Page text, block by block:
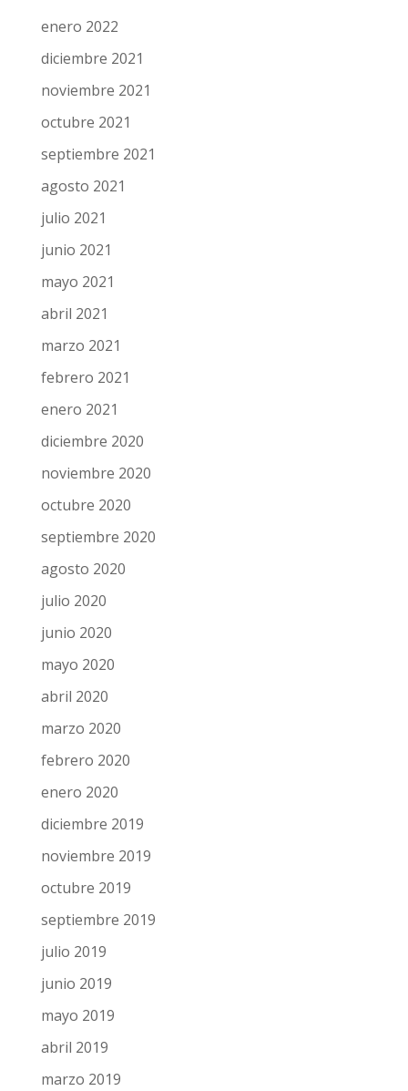
enero 2022
diciembre 2021
noviembre 2021
octubre 2021
septiembre 2021
agosto 2021
julio 2021
junio 2021
mayo 2021
abril 2021
marzo 2021
febrero 2021
enero 2021
diciembre 2020
noviembre 2020
octubre 2020
septiembre 2020
agosto 2020
julio 2020
junio 2020
mayo 2020
abril 2020
marzo 2020
febrero 2020
enero 2020
diciembre 2019
noviembre 2019
octubre 2019
septiembre 2019
julio 2019
junio 2019
mayo 2019
abril 2019
marzo 2019